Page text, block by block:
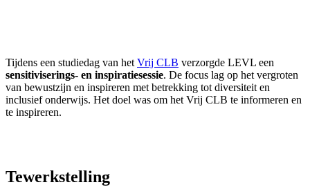
Tijdens een studiedag van het Vrij CLB verzorgde LEVL een
sensitiviserings- en inspiratiesessie. De focus lag op het vergroten
van bewustzijn en inspireren met betrekking tot diversiteit en
inclusief onderwijs. Het doel was om het Vrij CLB te informeren en
te inspireren.
Tewerkstelling